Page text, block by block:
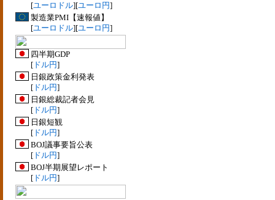
[ユーロドル][ユーロ円]
製造業PMI【速報値】
[ユーロドル][ユーロ円]
四半期GDP
[ ドル円]
日銀政策金利発表
[ ドル円]
日銀総裁記者会見
[ ドル円]
日銀短観
[ ドル円]
BOJ議事要旨公表
[ ドル円]
BOJ半期展望レポート
[ ドル円]